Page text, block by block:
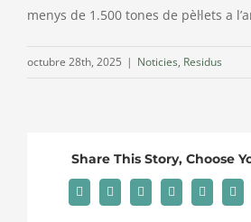
menys de 1.500 tones de pèl·lets a
octubre 28th, 2025 | Noticies, Residus
Share This Story, Choose
Facebook
X RedditLinkedInWhatsApp